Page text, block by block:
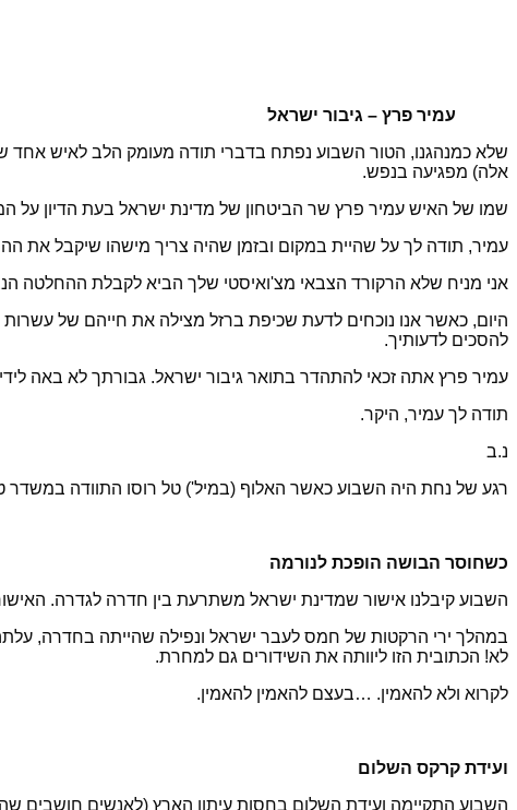
עמיר פרץ – גיבור ישראל
שלא כמנהגנו, הטור השבוע נפתח בדברי תודה מעומק הלב לאיש אחד
אלה) מפגיעה בנפש.
שמו של האיש עמיר פרץ שר הביטחון של מדינת ישראל בעת הדיון על
עמיר, תודה לך על שהיית במקום ובזמן שהיה צריך מישהו שיקבל את
אני מניח שלא הרקורד הצבאי מצ'ואיסטי שלך הביא לקבלת ההחלטה
היום, כאשר אנו נוכחים לדעת שכיפת ברזל מצילה את חייהם של
להסכים לדעותיך.
עמיר פרץ אתה זכאי להתהדר בתואר גיבור ישראל. גבורתך לא באה
תודה לך עמיר, היקר.
נ.ב
רגע של נחת היה השבוע כאשר האלוף (במיל') טל רוסו התוודה במשדר
כשחוסר הבושה הופכת לנורמה
השבוע קיבלנו אישור שמדינת ישראל משתרעת בין חדרה לגדרה.
לא! הכתובית הזו ליוותה את השידורים גם למחרת.
לקרוא ולא להאמין. …בעצם להאמין להאמין.
ועידת קרקס השלום
השבוע התקיימה ועידת השלום בחסות עיתון הארץ (לאנשים חושבים